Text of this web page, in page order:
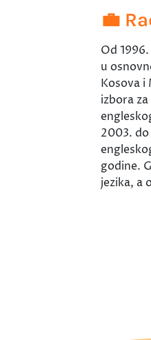
💼
Od
u
Kosova
izbora
2003. do
godine.
jezika, a